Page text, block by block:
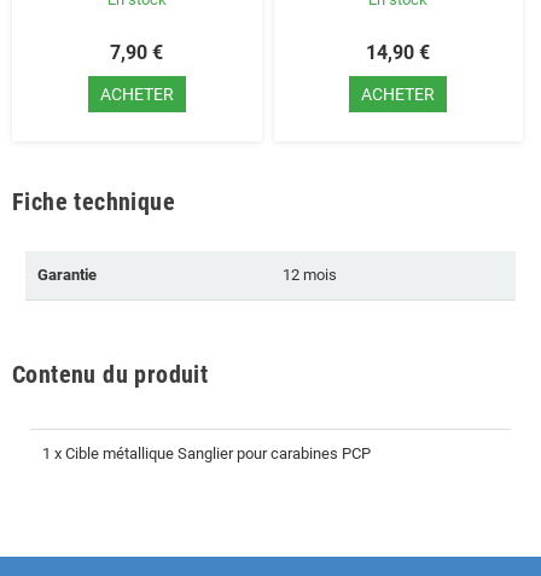
7,90 €
ACHETER
14,90 €
ACHETER
Fiche technique
Garantie 12 mois
Contenu du produit
1 x Cible métallique Sanglier pour carabines PCP